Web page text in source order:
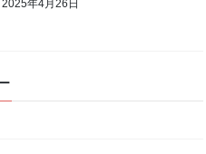
2025年4月26日